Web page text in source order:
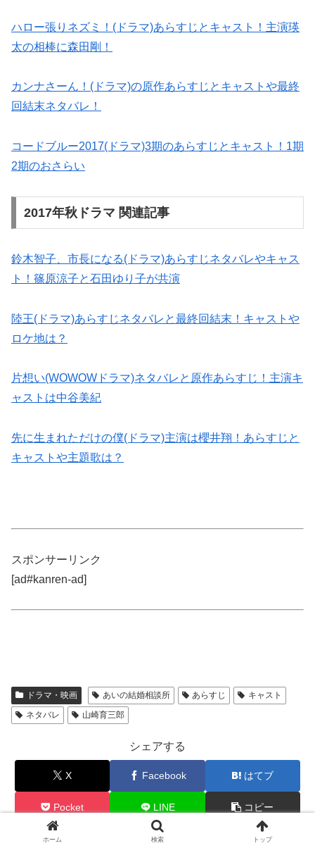
ハロー張りネズミ！(ドラマ)あらすじとキャスト！主演瑛
太の相棒に森田剛！
カンナさーん！(ドラマ)の原作あらすじとキャストや最終
回結末ネタバレ！
コードブルー2017(ドラマ)3期のあらすじとキャスト！1期
2期のおさらい
2017年秋ドラマ 関連記事
鈴木智子、市長になる(ドラマ)あらすじネタバレやキャス
ト！篠原涼子と石田ゆり子が共演
陸王(ドラマ)あらすじネタバレと最終回結末！キャストや
ロケ地は？
片想い(WOWOWドラマ)ネタバレと原作あらすじ！主演キ
ャストは中谷美紀
先に生まれただけの僕(ドラマ)主演は櫻井翔！あらすじと
キャストや主題歌は？
スポンサーリンク
[ad#kanren-ad]
ドラマ・映画 あいの結婚相談所 あらすじ
キャスト
ネタバレ
山崎育三郎
シェアする
X Facebook はてブ
Pocket LINE コピー
ホーム 検索 トップ